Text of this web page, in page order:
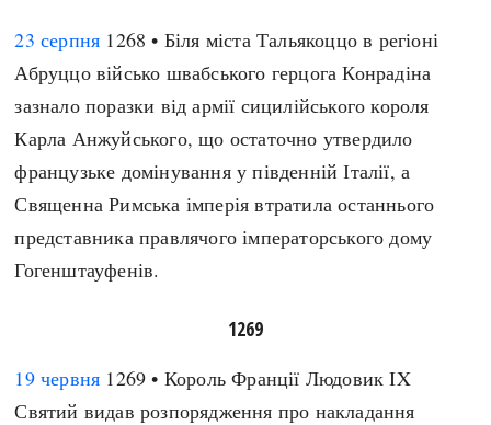
23 серпня 1268 • Біля міста Тальякоццо в регіоні
Абруццо військо швабського герцога Конрадіна
зазнало поразки від армії сицилійського короля
Карла Анжуйського, що остаточно утвердило
французьке домінування у південній Італії, а
Священна Римська імперія втратила останнього
представника правлячого імператорського дому
Гогенштауфенів.
1269
19 червня 1269 • Король Франції Людовик IX
Святий видав розпорядження про накладання